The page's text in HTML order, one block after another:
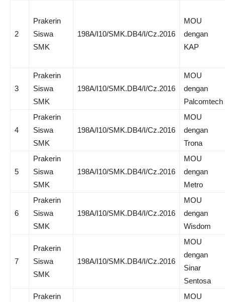
2
Prakerin
Siswa
SMK
198A/I10/SMK.DB4/I/Cz.2016
MOU
dengan
KAP
3
Prakerin
Siswa
SMK
198A/I10/SMK.DB4/I/Cz.2016
MOU
dengan
Palcomtech
4
Prakerin
Siswa
SMK
198A/I10/SMK.DB4/I/Cz.2016
MOU
dengan
Trona
5
Prakerin
Siswa
SMK
198A/I10/SMK.DB4/I/Cz.2016
MOU
dengan
Metro
6
Prakerin
Siswa
SMK
198A/I10/SMK.DB4/I/Cz.2016
MOU
dengan
Wisdom
7
Prakerin
Siswa
SMK
198A/I10/SMK.DB4/I/Cz.2016
MOU
dengan
Sinar
Sentosa
Prakerin
MOU